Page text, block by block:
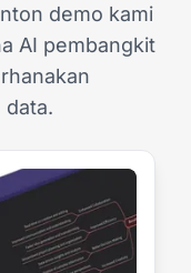
demo kami
AI pembangkit
data.